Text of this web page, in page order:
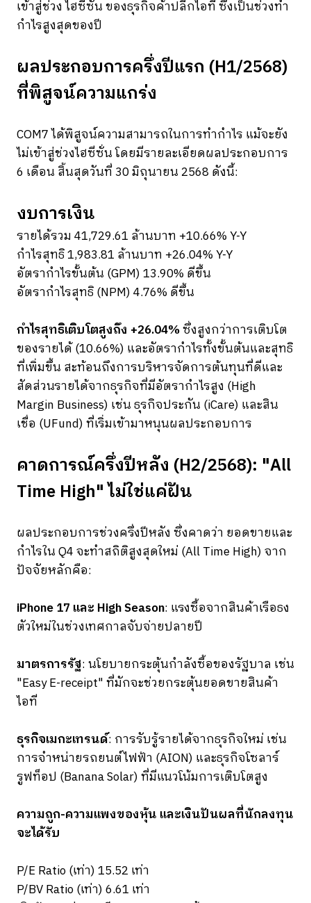
เข้าสู่ช่วง ไฮซีซั่น ของธุรกิจค้าปลีกไอที ซึ่งเป็นช่วงทำ
กำไรสูงสุดของปี
ผลประกอบการครึ่งปีแรก (H1/2568)
ที่พิสูจน์ความแกร่ง
COM7 ได้พิสูจน์ความสามารถในการทำกำไร แม้จะยัง
ไม่เข้าสู่ช่วงไฮซีซั่น โดยมีรายละเอียดผลประกอบการ
6 เดือน สิ้นสุดวันที่ 30 มิถุนายน 2568 ดังนี้:
งบการเงิน
รายได้รวม 41,729.61 ล้านบาท +10.66% Y-Y
กำไรสุทธิ 1,983.81 ล้านบาท +26.04% Y-Y
อัตรากำไรขั้นต้น (GPM) 13.90% ดีขึ้น
อัตรากำไรสุทธิ (NPM) 4.76% ดีขึ้น
กำไรสุทธิเติบโตสูงถึง +26.04%ซึ่งสูงกว่าการเติบโต
ของรายได้ (10.66%) และอัตรากำไรทั้งขั้นต้นและสุทธิ
ที่เพิ่มขึ้น สะท้อนถึงการบริหารจัดการต้นทุนที่ดีและ
สัดส่วนรายได้จากธุรกิจที่มีอัตรากำไรสูง (High
Margin Business) เช่น ธุรกิจประกัน (iCare) และสิน
เชื่อ (UFund) ที่เริ่มเข้ามาหนุนผลประกอบการ
คาดการณ์ครึ่งปีหลัง (H2/2568): "All
Time High" ไม่ใช่แค่ฝัน
ผลประกอบการช่วงครึ่งปีหลัง ซึ่งคาดว่า ยอดขายและ
กำไรใน Q4 จะทำสถิติสูงสุดใหม่ (All Time High) จาก
ปัจจัยหลักคือ:
iPhone 17 และ High Season: แรงซื้อจากสินค้าเรือธง
ตัวใหม่ในช่วงเทศกาลจับจ่ายปลายปี
มาตรการรัฐ: นโยบายกระตุ้นกำลังซื้อของรัฐบาล เช่น
"Easy E-receipt" ที่มักจะช่วยกระตุ้นยอดขายสินค้า
ไอที
ธุรกิจเมกะเทรนด์: การรับรู้รายได้จากธุรกิจใหม่ เช่น
การจำหน่ายรถยนต์ไฟฟ้า (AION) และธุรกิจโซลาร์
รูฟท็อป (Banana Solar) ที่มีแนวโน้มการเติบโตสูง
ความถูก-ความแพงของหุ้น และเงินปันผลที่นักลงทุน
จะได้รับ
P/E Ratio (เท่า) 15.52 เท่า
P/BV Ratio (เท่า) 6.61 เท่า